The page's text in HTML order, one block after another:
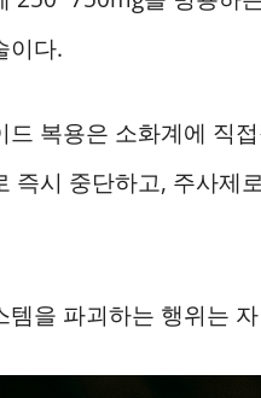
이다.
드 복용은 소화계에 직
즉시 중단하고, 주사제
템을 파괴하는 행위는